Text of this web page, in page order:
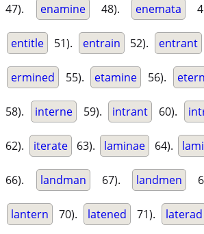
47). enamine 48). enemata
entitle 51). entrain 52). entrant
ermined 55). etamine 56).
58). interne 59). intrant 60).
62). iterate 63). laminae 64).
66). landman 67). landmen
lantern 70). latened 71). laterad